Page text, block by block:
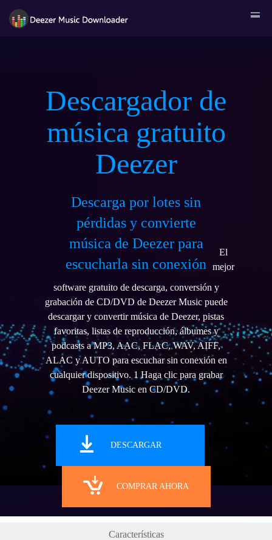
Descargador de
música gratuito
Deezer
Descarga por lotes sin
pérdidas y convierte
música de Deezer para
escucharla sin conexión
El
mejor
software gratuito de descarga, conversión y
grabación de CD/DVD de Deezer Music puede
descargar y convertir música de Deezer, pistas
favoritas, listas de reproducción, álbumes y
podcasts a MP3, AAC, FLAC, WAV, AIFF,
ALAC y AUTO para escuchar sin conexión en
cualquier dispositivo. 1 Haga clic para grabar
Deezer Music en CD/DVD.
DESCARGAR
COMPRAR AHORA
Características